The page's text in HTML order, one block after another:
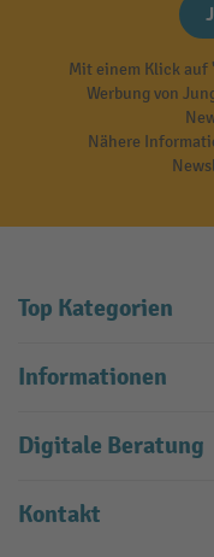
Mit einem Klick auf
Werbung von
Nähere
Top Kategorien
Informationen
Digitale Beratung
Kontakt